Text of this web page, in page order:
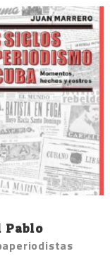
Pablo